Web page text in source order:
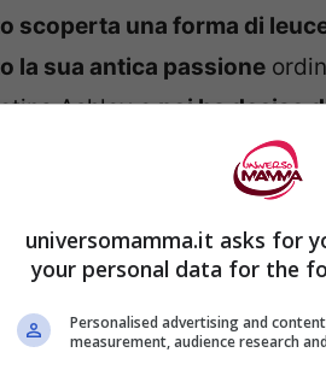
scoperta una forma di
la sua antica passione
Ashley epoi ha deciso
con le sue fattezze da
Ilfiglio – anch’esso
il cancro dopo una grave
universomamma.it asks for
your personal data for the
Personalised advertising and
measurement, audience research